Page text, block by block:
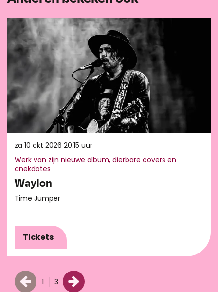
Waylon
Time Jumper
Werk van zijn nieuwe album, dierbare covers en
anekdotes
za 10 okt 2026 20.15 uur
Tickets
1 3